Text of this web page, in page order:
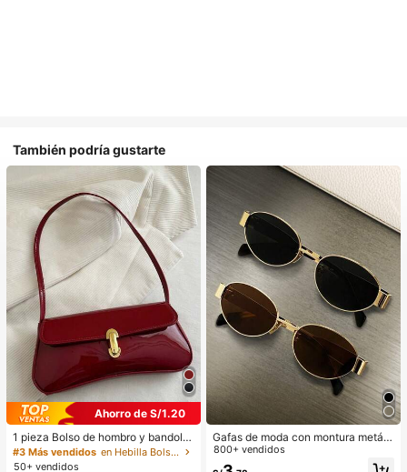
También podría gustarte
Ahorro de S/1.20
1 pieza Bolso de hombro y bandoler
a de cuero sintético aceitado retro
para mujer, adecuado para citas, sa
#3 Más vendidos
en Hebilla Bolsos De Hombro De Mujer
50+ vendidos
Gafas de moda con montura metáli
ca ovalada/poligonal (media montu
ra), adecuadas para uso diario y act
800+ vendidos